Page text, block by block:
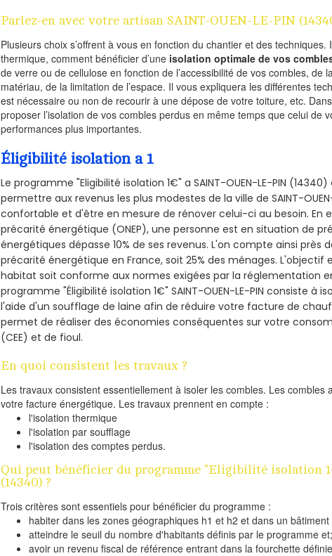
Parlez-en avec votre artisan SAINT-OUEN-LE-PIN
Plusieurs choix s’offrent à vous en fonction du chantier et des
thermique, comment bénéficier d’une isolation optimale de vos
de verre ou de cellulose en fonction de l’accessibilité de vos combles, de
matériau, de la limitation de l’espace. Il vous expliquera les différentes
est nécessaire ou non de recourir à une dépose de votre toiture, etc.
proposer l’isolation de vos combles perdus en même temps que celui de
performances plus importantes.
Éligibilité isolation a 1
Le programme "Eligibilité isolation 1€" a SAINT-OUEN-LE-PIN
permettre aux revenus les plus modestes de la ville de SAINT-
confortable et d'être en mesure de rénover celui-ci au besoin. En
précarité énergétique (ONEP), une personne est en situation de
énergétiques dépasse 10% de ses revenus. L'on compte ainsi près
précarité énergétique en France, soit 25% des ménages.L'objectif
habitat soit conforme aux normes exigées par la réglementation
programme "Éligibilité isolation 1€" SAINT-OUEN-LE-PIN consiste à
l'aide d'un soufflage de laine afin de réduire votre facture de
permet de réaliser des économies conséquentes sur votre
(CEE) et de fioul.
En quoi consistent les travaux ?
Les travaux consistent essentiellement à isoler les combles. Les
votre facture énergétique. Les travaux prennent en compte :
l'isolation thermique
l'isolation par soufflage
l'isolation des comptes perdus.
Qui peut bénéficier du programme "Eligibilité isolation
(14340) ?
Trois critères sont essentiels pour bénéficier du programme :
habiter dans les zones géographiques h1 et h2 et dans un
atteindre le seuil du nombre d'habitants définis par le programme et;
avoir un revenu fiscal de référence entrant dans la fourchette